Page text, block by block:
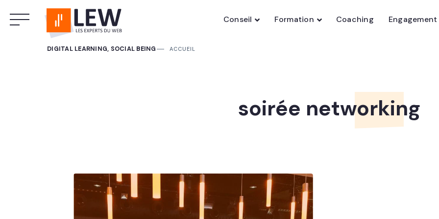
ACCUEIL
DIGITAL LEARNING, SOCIAL BEING
Conseil Formation Coaching Engagement
soirée networking